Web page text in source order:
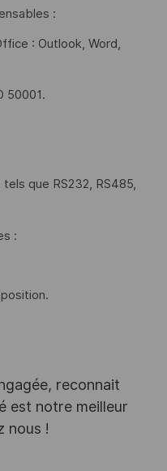
:
: Outlook, Word,
50001.
que RS232, RS485,
:
reconnait
est notre meilleur
nous !